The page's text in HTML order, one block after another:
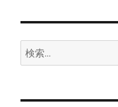
ン
検
索: